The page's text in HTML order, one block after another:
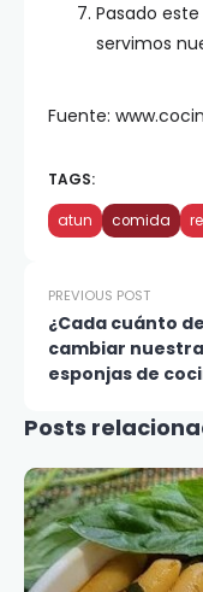
Pasado
servimos
Fuente:
TAGS:
atun comida
PREVIOUS POST
¿Cada cuánto
cambiar
esponjas de
Posts